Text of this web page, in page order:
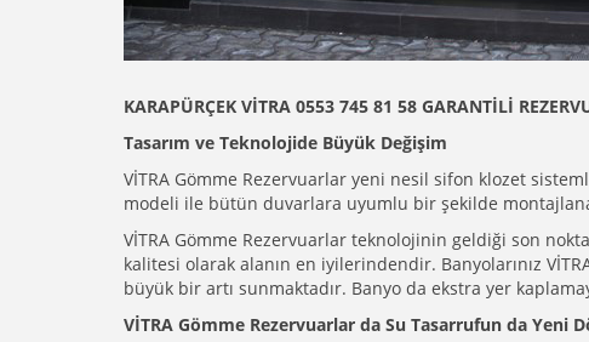
KARAPÜRÇEK VİTRA 0553 745 81 58 GARANTİLİ
Tasarım ve Teknolojide Büyük Değişim
VİTRA Gömme Rezervuarlar yeni nesil sifon klozet
modeli ile bütün duvarlara uyumlu bir şekilde
VİTRA Gömme Rezervuarlar teknolojinin geldiği son
kalitesi olarak alanın en iyilerindendir. Banyolarınız
büyük bir artı sunmaktadır. Banyo da ekstra yer
VİTRA Gömme Rezervuarlar da Su Tasarrufun da Yeni